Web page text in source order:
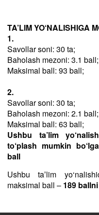
TA’LIM YO‘NALISHIGA
1.
Savollar soni: 30 ta;
Baholash mezoni: 3.1 ball;
Maksimal ball: 93 ball;
2.
Savollar soni: 30 ta;
Baholash mezoni: 2.1 ball;
Maksimal ball: 63 ball;
Ushbu ta’lim
to‘plash mumkin
ball
Ushbu taʼlim
maksimal ball – 189